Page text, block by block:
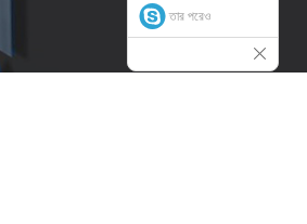
তার পরেও